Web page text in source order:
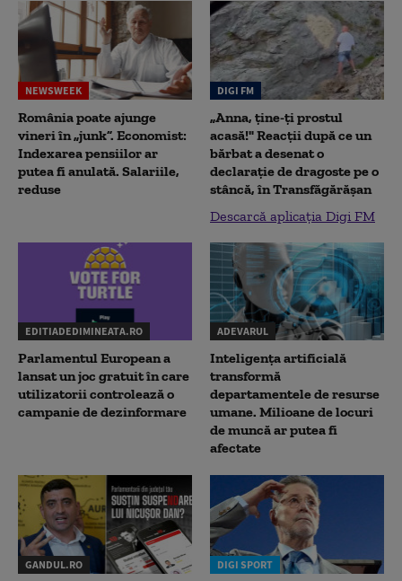
NEWSWEEK
România poate ajunge
vineri în „junk”. Economist:
Indexarea pensiilor ar
putea fi anulată. Salariile,
reduse
DIGI FM
„Anna, ţine-ţi prostul
acasă!" Reacţii după ce un
bărbat a desenat o
declaraţie de dragoste pe o
stâncă, în Transfăgărăşan
Descarcă aplicația Digi FM
EDITIADEDIMINEATA.RO
Parlamentul European a
lansat un joc gratuit în care
utilizatorii controlează o
campanie de dezinformare
ADEVARUL
Inteligența artificială
transformă
departamentele de resurse
umane. Milioane de locuri
de muncă ar putea fi
afectate
GANDUL.RO DIGI SPORT